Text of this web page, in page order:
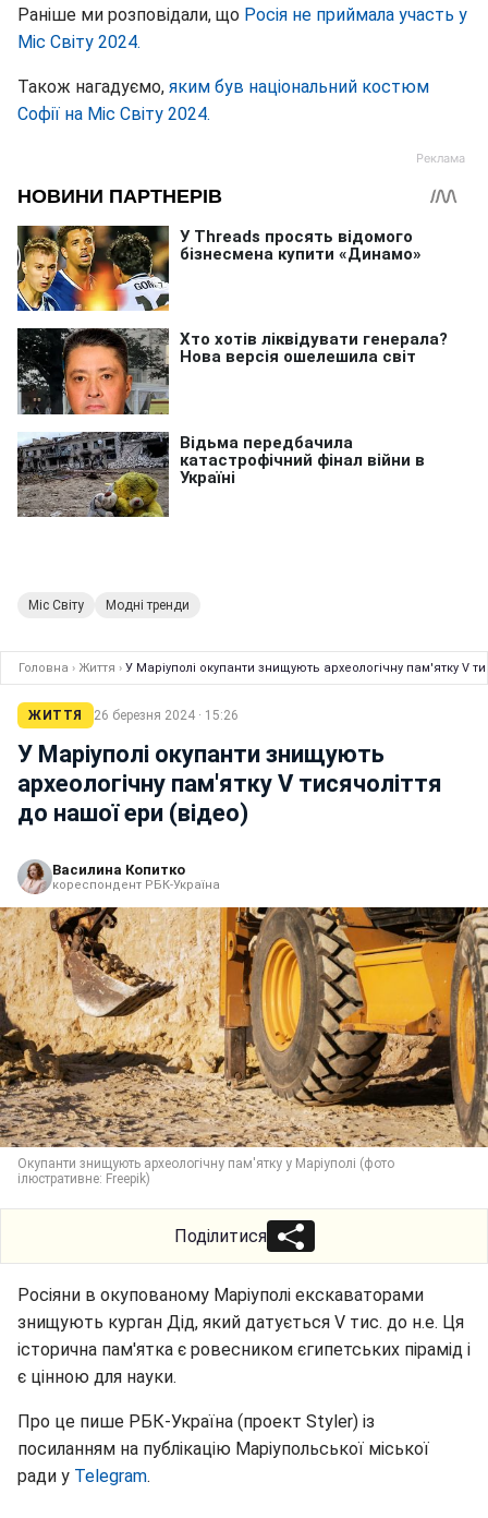
Раніше ми розповідали, що Росія не приймала участь у
Міс Світу 2024.
Також нагадуємо, яким був національний костюм
Софії на Міс Світу 2024.
Міс Світу Модні тренди
Головна › Життя › У Маріуполі окупанти знищують археологічну пам'ятку V
ЖИТТЯ 26 березня 2024 · 15:26
У Маріуполі окупанти знищують
археологічну пам'ятку V тисячоліття
до нашої ери (відео)
Василина Копитко
кореспондент РБК-Україна
Окупанти знищують археологічну пам'ятку у Маріуполі (фото
ілюстративне: Freepik)
Поділитися
Росіяни в окупованому Маріуполі екскаваторами
знищують курган Дід, який датується V тис. до н.е. Ця
історична пам'ятка є ровесником єгипетських пірамід і
є цінною для науки.
Про це пише РБК-Україна (проект Styler) із
посиланням на публікацію Маріупольської міської
ради у Telegram.